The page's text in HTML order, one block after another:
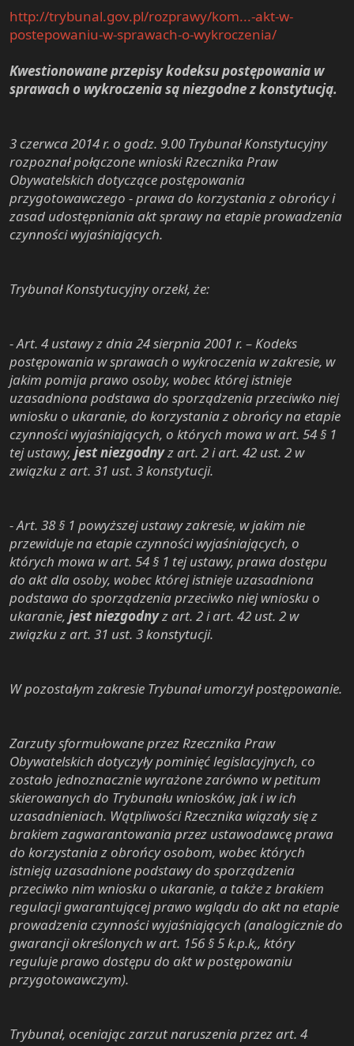
http://trybunal.gov.pl/rozprawy/kom...-akt-w-
postepowaniu-w-sprawach-o-wykroczenia/
Kwestionowane przepisy kodeksu postępowania w
sprawach o wykroczenia są niezgodne z konstytucją.
3 czerwca 2014 r. o godz. 9.00 Trybunał Konstytucyjny
rozpoznał połączone wnioski Rzecznika Praw
Obywatelskich dotyczące postępowania
przygotowawczego - prawa do korzystania z obrońcy i
zasad udostępniania akt sprawy na etapie prowadzenia
czynności wyjaśniających.
Trybunał Konstytucyjny orzekł, że:
- Art. 4 ustawy z dnia 24 sierpnia 2001 r. – Kodeks
postępowania w sprawach o wykroczenia w zakresie, w
jakim pomija prawo osoby, wobec której istnieje
uzasadniona podstawa do sporządzenia przeciwko niej
wniosku o ukaranie, do korzystania z obrońcy na etapie
czynności wyjaśniających, o których mowa w art. 54 § 1
tej ustawy, jest niezgodnyz art. 2 i art. 42 ust. 2 w
związku z art. 31 ust. 3 konstytucji.
- Art. 38 § 1 powyższej ustawy zakresie, w jakim nie
przewiduje na etapie czynności wyjaśniających, o
których mowa w art. 54 § 1 tej ustawy, prawa dostępu
do akt dla osoby, wobec której istnieje uzasadniona
podstawa do sporządzenia przeciwko niej wniosku o
ukaranie, jest niezgodnyz art. 2 i art. 42 ust. 2 w
związku z art. 31 ust. 3 konstytucji.
W pozostałym zakresie Trybunał umorzył postępowanie.
Zarzuty sformułowane przez Rzecznika Praw
Obywatelskich dotyczyły pominięć legislacyjnych, co
zostało jednoznacznie wyrażone zarówno w petitum
skierowanych do Trybunału wniosków, jak i w ich
uzasadnieniach. Wątpliwości Rzecznika wiązały się z
brakiem zagwarantowania przez ustawodawcę prawa
do korzystania z obrońcy osobom, wobec których
istnieją uzasadnione podstawy do sporządzenia
przeciwko nim wniosku o ukaranie, a także z brakiem
regulacji gwarantującej prawo wglądu do akt na etapie
prowadzenia czynności wyjaśniających (analogicznie do
gwarancji określonych w art. 156 § 5 k.p.k,, który
reguluje prawo dostępu do akt w postępowaniu
przygotowawczym).
Trybunał, oceniając zarzut naruszenia przez art. 4